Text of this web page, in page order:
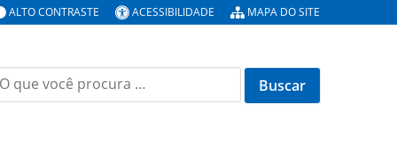
ALTO CONTRASTE ACESSIBILIDADE MAPA DO SITE